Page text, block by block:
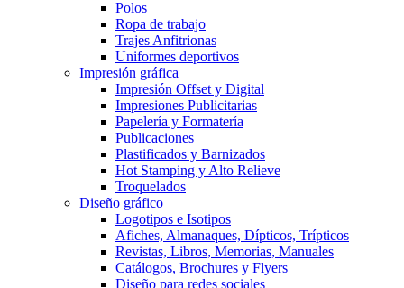
Polos
Ropa de trabajo
Trajes Anfitrionas
Uniformes deportivos
Impresión gráfica
Impresión Offset y Digital
Impresiones Publicitarias
Papelería y Formatería
Publicaciones
Plastificados y Barnizados
Hot Stamping y Alto Relieve
Troquelados
Diseño gráfico
Logotipos e Isotipos
Afiches, Almanaques, Dípticos, Trípticos
Revistas, Libros, Memorias, Manuales
Catálogos, Brochures y Flyers
Diseño para redes sociales